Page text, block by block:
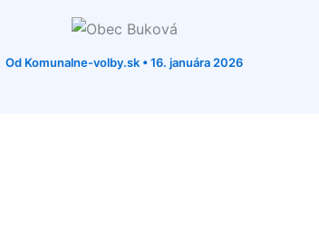
Od Komunalne-volby.sk •16. januára 2026